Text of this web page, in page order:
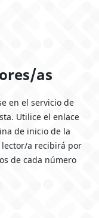
as
en el servicio de
Utilice el enlace
de inicio de la
a recibirá por
de cada número